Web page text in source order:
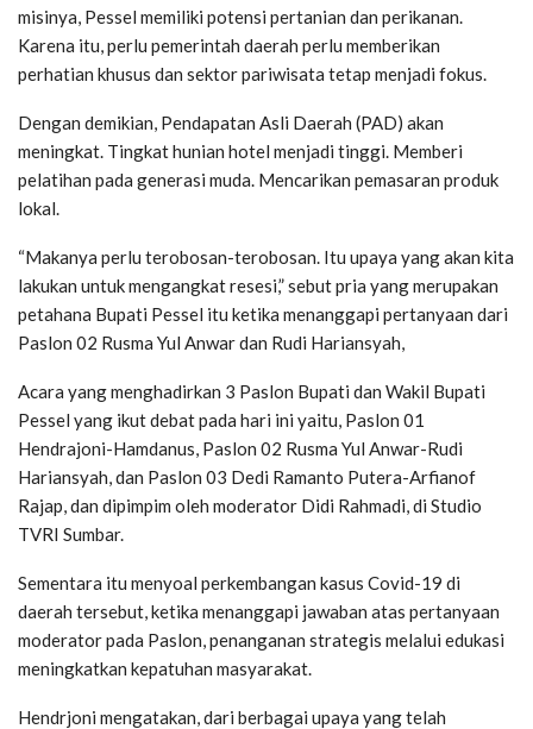
misinya, Pessel memiliki potensi pertanian dan perikanan.
Karena itu, perlu pemerintah daerah perlu memberikan
perhatian khusus dan sektor pariwisata tetap menjadi fokus.
Dengan demikian, Pendapatan Asli Daerah (PAD) akan
meningkat. Tingkat hunian hotel menjadi tinggi. Memberi
pelatihan pada generasi muda. Mencarikan pemasaran produk
lokal.
“Makanya perlu terobosan-terobosan. Itu upaya yang akan kita
lakukan untuk mengangkat resesi,” sebut pria yang merupakan
petahana Bupati Pessel itu ketika menanggapi pertanyaan dari
Paslon 02 Rusma Yul Anwar dan Rudi Hariansyah,
Acara yang menghadirkan 3 Paslon Bupati dan Wakil Bupati
Pessel yang ikut debat pada hari ini yaitu, Paslon 01
Hendrajoni-Hamdanus, Paslon 02 Rusma Yul Anwar-Rudi
Hariansyah, dan Paslon 03 Dedi Ramanto Putera-Arfianof
Rajap, dan dipimpim oleh moderator Didi Rahmadi, di Studio
TVRI Sumbar.
Sementara itu menyoal perkembangan kasus Covid-19 di
daerah tersebut, ketika menanggapi jawaban atas pertanyaan
moderator pada Paslon, penanganan strategis melalui edukasi
meningkatkan kepatuhan masyarakat.
Hendrjoni mengatakan, dari berbagai upaya yang telah